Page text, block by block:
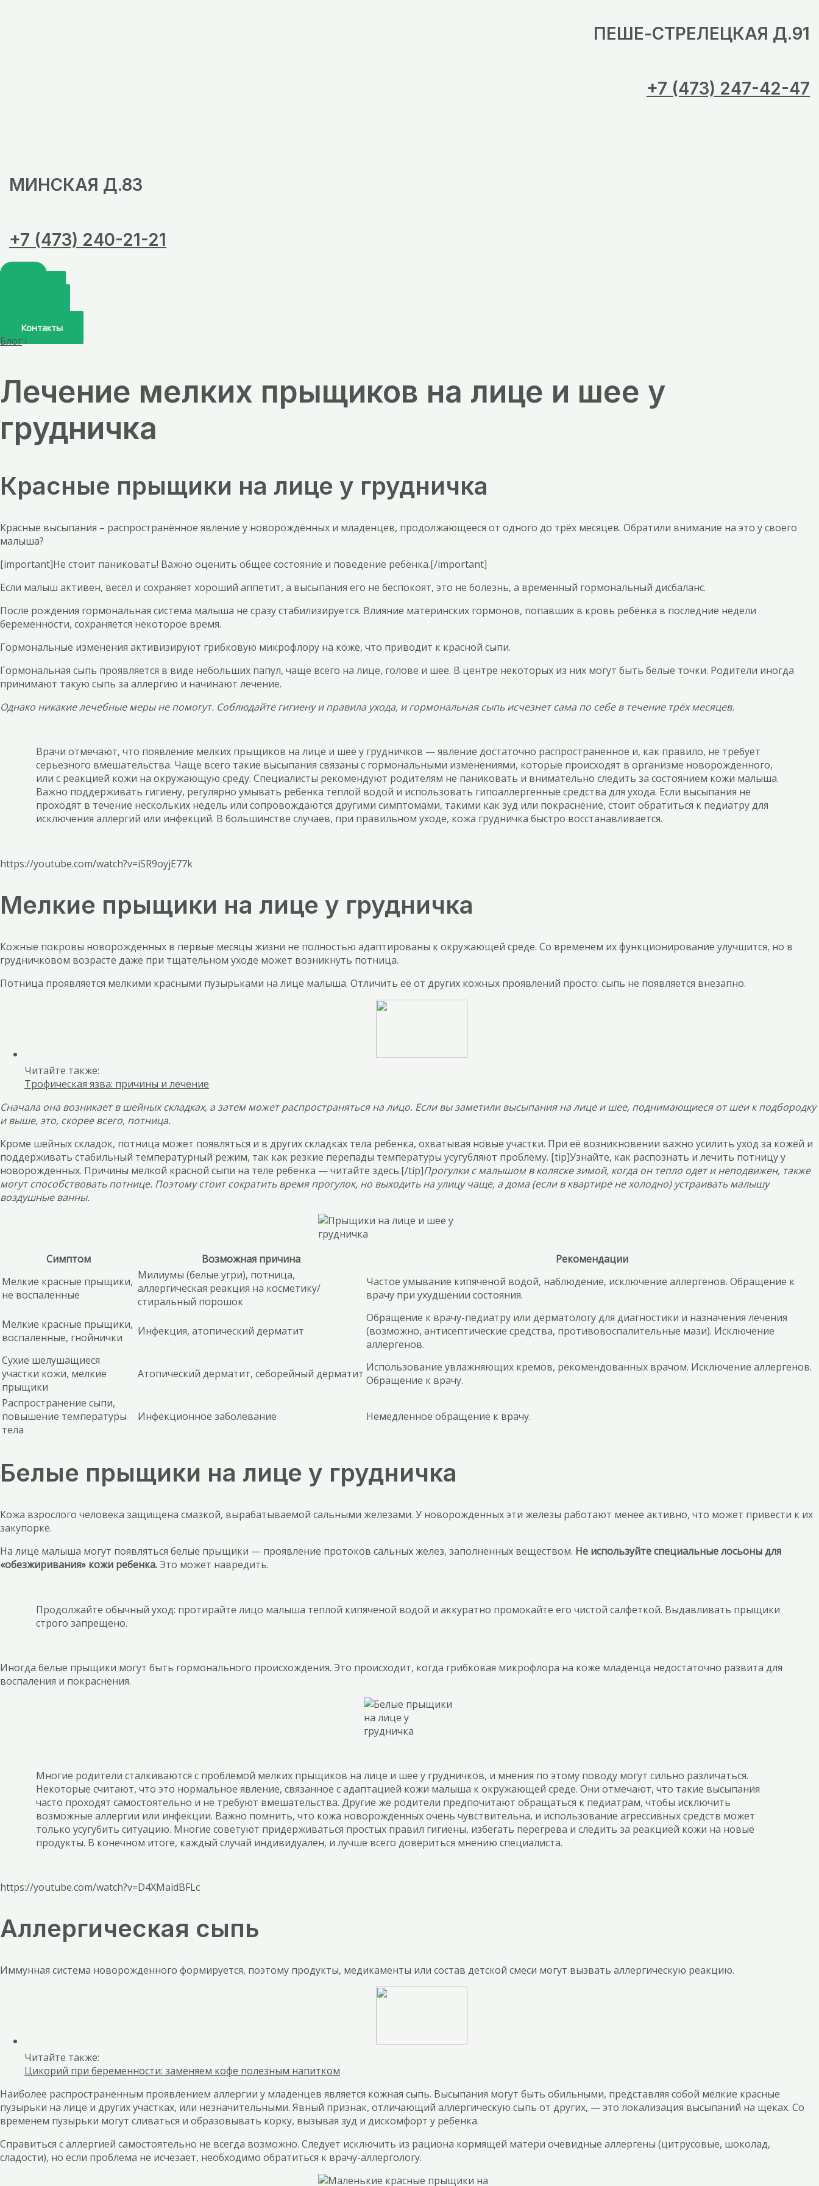
ПЕШЕ-СТРЕЛЕЦКАЯ Д.91
+7 (473) 247-42-47
МИНСКАЯ Д.83
+7 (473) 240-21-21
Контакты
Блог›
Лечение мелких прыщиков на лице и шее у
грудничка
Красные прыщики на лице у грудничка
Красные высыпания – распространённое явление у новорождённых и младенцев, продолжающееся от одного до трёх месяцев. Обратили внимание на это у своего
малыша?
[important]Не стоит паниковать! Важно оценить общее состояние и поведение ребёнка.[/important]
Если малыш активен, весёл и сохраняет хороший аппетит, а высыпания его не беспокоят, это не болезнь, а временный гормональный дисбаланс.
После рождения гормональная система малыша не сразу стабилизируется. Влияние материнских гормонов, попавших в кровь ребёнка в последние недели
беременности, сохраняется некоторое время.
Гормональные изменения активизируют грибковую микрофлору на коже, что приводит к красной сыпи.
Гормональная сыпь проявляется в виде небольших папул, чаще всего на лице, голове и шее. В центре некоторых из них могут быть белые точки. Родители иногда
принимают такую сыпь за аллергию и начинают лечение.
Однако никакие лечебные меры не помогут. Соблюдайте гигиену и правила ухода, и гормональная сыпь исчезнет сама по себе в течение трёх месяцев.
Врачи отмечают, что появление мелких прыщиков на лице и шее у грудничков — явление достаточно распространенное и, как правило, не требует
серьезного вмешательства. Чаще всего такие высыпания связаны с гормональными изменениями, которые происходят в организме новорожденного,
или с реакцией кожи на окружающую среду. Специалисты рекомендуют родителям не паниковать и внимательно следить за состоянием кожи малыша.
Важно поддерживать гигиену, регулярно умывать ребенка теплой водой и использовать гипоаллергенные средства для ухода. Если высыпания не
проходят в течение нескольких недель или сопровождаются другими симптомами, такими как зуд или покраснение, стоит обратиться к педиатру для
исключения аллергий или инфекций. В большинстве случаев, при правильном уходе, кожа грудничка быстро восстанавливается.
https://youtube.com/watch?v=iSR9oyjE77k
Мелкие прыщики на лице у грудничка
Кожные покровы новорожденных в первые месяцы жизни не полностью адаптированы к окружающей среде. Со временем их функционирование улучшится, но в
грудничковом возрасте даже при тщательном уходе может возникнуть потница.
Потница проявляется мелкими красными пузырьками на лице малыша. Отличить её от других кожных проявлений просто: сыпь не появляется внезапно.
Читайте также:
Трофическая язва: причины и лечение
Сначала она возникает в шейных складках, а затем может распространяться на лицо. Если вы заметили высыпания на лице и шее, поднимающиеся от шеи к подбородку
и выше, это, скорее всего, потница.
Кроме шейных складок, потница может появляться и в других складках тела ребенка, охватывая новые участки. При её возникновении важно усилить уход за кожей и
поддерживать стабильный температурный режим, так как резкие перепады температуры усугубляют проблему. [tip]Узнайте, как распознать и лечить потницу у
новорожденных. Причины мелкой красной сыпи на теле ребенка — читайте здесь.[/tip]Прогулки с малышом в коляске зимой, когда он тепло одет и неподвижен, также
могут способствовать потнице. Поэтому стоит сократить время прогулок, но выходить на улицу чаще, а дома (если в квартире не холодно) устраивать малышу
воздушные ванны.
Симптом Возможная причина
Рекомендации
Мелкие красные прыщики,
не воспаленные
Милиумы (белые угри), потница,
аллергическая реакция на косметику/
стиральный порошок
Частое умывание кипяченой водой, наблюдение, исключение аллергенов. Обращение к
врачу при ухудшении состояния.
Мелкие красные прыщики,
воспаленные, гнойнички
Инфекция, атопический дерматит
Обращение к врачу-педиатру или дерматологу для диагностики и назначения лечения
(возможно, антисептические средства, противовоспалительные мази). Исключение
аллергенов.
Сухие шелушащиеся
участки кожи, мелкие
прыщики
Атопический дерматит, себорейный дерматит Использование увлажняющих кремов, рекомендованных врачом. Исключение аллергенов.
Обращение к врачу.
Распространение сыпи,
повышение температуры
тела
Инфекционное заболевание Немедленное обращение к врачу.
Белые прыщики на лице у грудничка
Кожа взрослого человека защищена смазкой, вырабатываемой сальными железами. У новорожденных эти железы работают менее активно, что может привести к их
закупорке.
На лице малыша могут появляться белые прыщики — проявление протоков сальных желез, заполненных веществом. Не используйте специальные лосьоны для
«обезжиривания» кожи ребенка.Это может навредить.
Продолжайте обычный уход: протирайте лицо малыша теплой кипяченой водой и аккуратно промокайте его чистой салфеткой. Выдавливать прыщики
строго запрещено.
Иногда белые прыщики могут быть гормонального происхождения. Это происходит, когда грибковая микрофлора на коже младенца недостаточно развита для
воспаления и покраснения.
Многие родители сталкиваются с проблемой мелких прыщиков на лице и шее у грудничков, и мнения по этому поводу могут сильно различаться.
Некоторые считают, что это нормальное явление, связанное с адаптацией кожи малыша к окружающей среде. Они отмечают, что такие высыпания
часто проходят самостоятельно и не требуют вмешательства. Другие же родители предпочитают обращаться к педиатрам, чтобы исключить
возможные аллергии или инфекции. Важно помнить, что кожа новорожденных очень чувствительна, и использование агрессивных средств может
только усугубить ситуацию. Многие советуют придерживаться простых правил гигиены, избегать перегрева и следить за реакцией кожи на новые
продукты. В конечном итоге, каждый случай индивидуален, и лучше всего довериться мнению специалиста.
https://youtube.com/watch?v=D4XMaidBFLc
Аллергическая сыпь
Иммунная система новорожденного формируется, поэтому продукты, медикаменты или состав детской смеси могут вызвать аллергическую реакцию.
Читайте также:
Цикорий при беременности: заменяем кофе полезным напитком
Наиболее распространенным проявлением аллергии у младенцев является кожная сыпь. Высыпания могут быть обильными, представляя собой мелкие красные
пузырьки на лице и других участках, или незначительными. Явный признак, отличающий аллергическую сыпь от других, — это локализация высыпаний на щеках. Со
временем пузырьки могут сливаться и образовывать корку, вызывая зуд и дискомфорт у ребенка.
Справиться с аллергией самостоятельно не всегда возможно. Следует исключить из рациона кормящей матери очевидные аллергены (цитрусовые, шоколад,
сладости), но если проблема не исчезает, необходимо обратиться к врачу-аллергологу.